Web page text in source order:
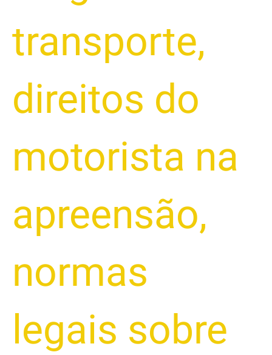
transporte,
direitos do
motorista na
apreensão,
normas
legais sobre